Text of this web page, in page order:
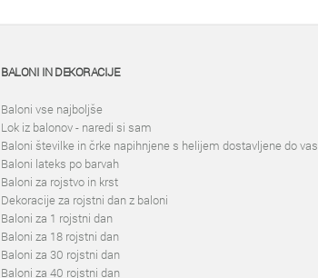
BALONI IN DEKORACIJE
Baloni vse najboljše
Lok iz balonov - naredi si sam
Baloni številke in črke napihnjene s helijem dostavljene do vas
Baloni lateks po barvah
Baloni za rojstvo in krst
Dekoracije za rojstni dan z baloni
Baloni za 1 rojstni dan
Baloni za 18 rojstni dan
Baloni za 30 rojstni dan
Baloni za 40 rojstni dan